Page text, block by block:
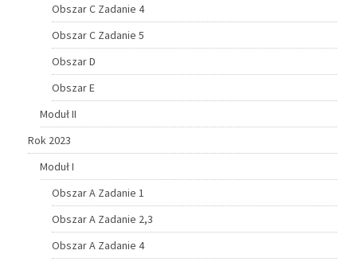
Obszar C Zadanie 4
Obszar C Zadanie 5
Obszar D
Obszar E
Moduł II
Rok 2023
Moduł I
Obszar A Zadanie 1
Obszar A Zadanie 2,3
Obszar A Zadanie 4